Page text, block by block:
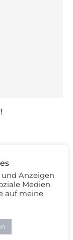
Anzeigen
Medien
auf meine